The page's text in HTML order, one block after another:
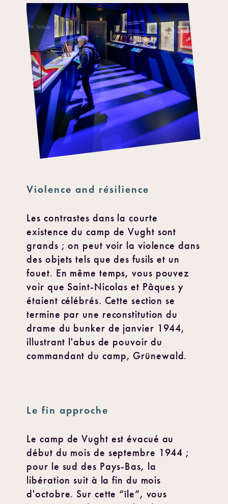
Violence and résilience
Les contrastes dans la courte
existence du camp de Vught sont
grands ; on peut voir la violence dans
des objets tels que des fusils et un
fouet. En même temps, vous pouvez
voir que Saint-Nicolas et Pâques y
étaient célébrés. Cette section se
termine par une reconstitution du
drame du bunker de janvier 1944,
illustrant l'abus de pouvoir du
commandant du camp, Grünewald.
Le fin approche
Le camp de Vught est évacué au
début du mois de septembre 1944 ;
pour le sud des Pays-Bas, la
libération suit à la fin du mois
d'octobre. Sur cette “île”, vous